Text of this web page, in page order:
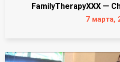
FamilyTherapyXXX —
7 марта,